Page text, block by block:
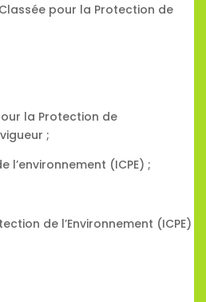
pour la Protection de
la Protection de
;
(ICPE) ;
de l’Environnement (ICPE)